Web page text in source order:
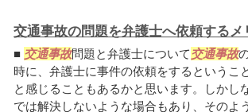
交通事故の問題を弁護士へ依頼するメ
■ 交通事故問題と弁護士について交通事故
時に、弁護士に事件の依頼をするというこ
と感じることもあるかと思います。しかし
では解決しないような場合もあり、そのよ